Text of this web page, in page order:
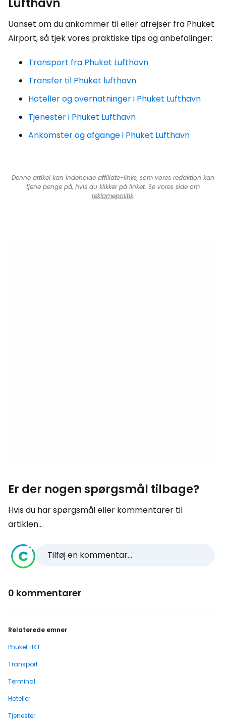
Lufthavn
Uanset om du ankommer til eller afrejser fra Phuket
Airport, så tjek vores praktiske tips og anbefalinger:
Transport fra Phuket Lufthavn
Transfer til Phuket lufthavn
Hoteller og overnatninger i Phuket Lufthavn
Tjenester i Phuket Lufthavn
Ankomster og afgange i Phuket Lufthavn
Denne artikel kan indeholde affiliate-links, som vores redaktion kan
tjene penge på, hvis du klikker på linket. Se vores side om
reklamepolitik.
Er der nogen spørgsmål tilbage?
Hvis du har spørgsmål eller kommentarer til
artiklen...
Tilføj en kommentar...
0 kommentarer
Relaterede emner
Phuket HKT
Transport
Terminal
Hoteller
Tjenester